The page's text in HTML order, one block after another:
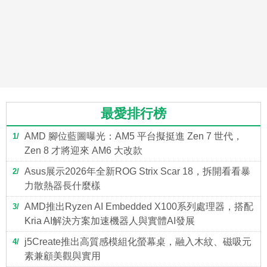
最愛排行榜
1
AMD 腳位藍圖曝光：AM5 平台擬挺進 Zen 7 世代，
Zen 8 才將迎來 AM6 大改款
2
Asus展示2026年全新ROG Strix Scar 18，拆開看看暴
力散熱器長什麼樣
3
AMD推出Ryzen AI Embedded X100系列處理器，搭配
Kria AI解決方案加速機器人與實體AI發展
4
j5Create推出高質感模組化螢幕桌，融入木紋、磁吸元
素兼顧美觀與實用